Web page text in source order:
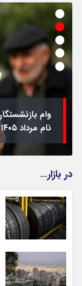
نام مرداد ۱۴۰۵ اعلام شد
در بازار…